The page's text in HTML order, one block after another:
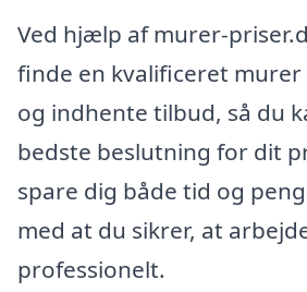
Ved hjælp af murer-
finde en kvalificeret murer
og indhente tilbud, så du
bedste beslutning for dit
spare dig både tid og
med at du sikrer, at
professionelt.